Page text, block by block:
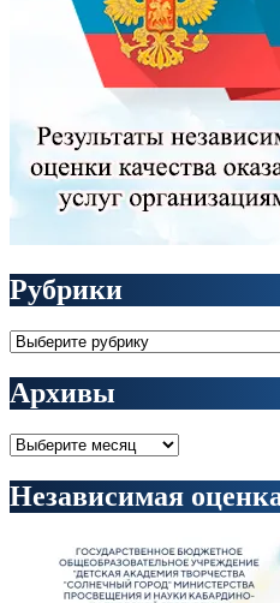
Рубрики
Рубрики
Архивы
Архивы
Независимая